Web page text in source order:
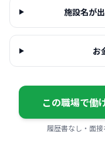
施設名が
お
この職場で働
履歴書なし・面